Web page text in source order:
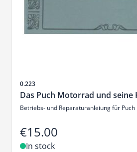
Sku
0.223
Das Puch Motorrad und seine
Betriebs- und Reparaturanleiung für
€15.00
In stock